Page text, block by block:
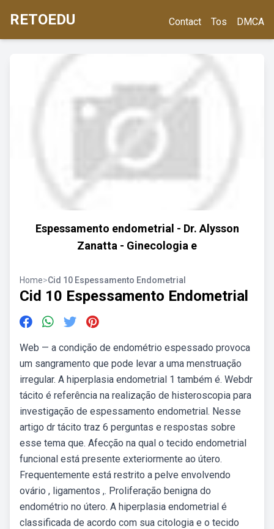
RETOEDU Contact Tos DMCA
Espessamento endometrial - Dr. Alysson
Zanatta - Ginecologia e
Home>Cid 10 Espessamento Endometrial
Cid 10 Espessamento Endometrial
Web — a condição de endométrio espessado provoca
um sangramento que pode levar a uma menstruação
irregular. A hiperplasia endometrial 1 também é. Webdr
tácito é referência na realização de histeroscopia para
investigação de espessamento endometrial. Nesse
artigo dr tácito traz 6 perguntas e respostas sobre
esse tema que. Afecção na qual o tecido endometrial
funcional está presente exteriormente ao útero.
Frequentemente está restrito a pelve envolvendo
ovário , ligamentos ,. Proliferação benigna do
endométrio no útero. A hiperplasia endometrial é
classificada de acordo com sua citologia e o tecido